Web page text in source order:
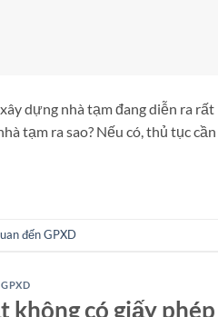
dựng nhà tạm đang diễn ra
tạm ra sao? Nếu có, thủ tục
đến GPXD
không có giấy